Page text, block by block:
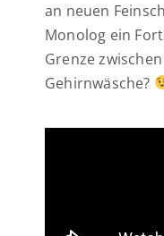
an neuen
Monolog ein
Grenze
Gehirnwäsche?